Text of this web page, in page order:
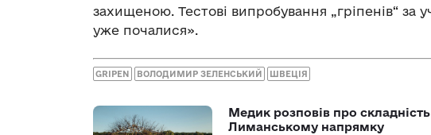
захищеною. Тестові випробування „гріпенів“ за
уже почалися».
GRIPEN ВОЛОДИМИР ЗЕЛЕНСЬКИЙ ШВЕЦІЯ
Медик розповів про
Лиманському напрямку